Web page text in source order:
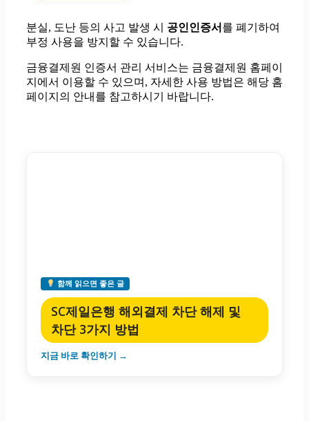
분실, 도난 등의 사고 발생 시 공인인증서 를 폐기하여
부정 사용을 방지할 수 있습니다.
금융결제원 인증서 관리 서비스는 금융결제원 홈페이
지에서 이용할 수 있으며, 자세한 사용 방법은 해당 홈
페이지의 안내를 참고하시기 바랍니다.
함께 읽으면 좋은 글
SC제일은행 해외결제 차단 해제 및
차단 3가지 방법
지금 바로 확인하기 →